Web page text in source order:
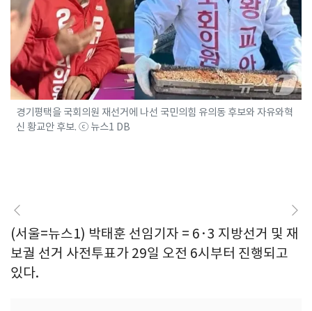
경기평택을 국회의원 재선거에 나선 국민의힘 유의동 후보와 자유와혁
신 황교안 후보. ⓒ 뉴스1 DB
(서울=뉴스1) 박태훈 선임기자 = 6·3 지방선거 및 재
보궐 선거 사전투표가 29일 오전 6시부터 진행되고
있다.